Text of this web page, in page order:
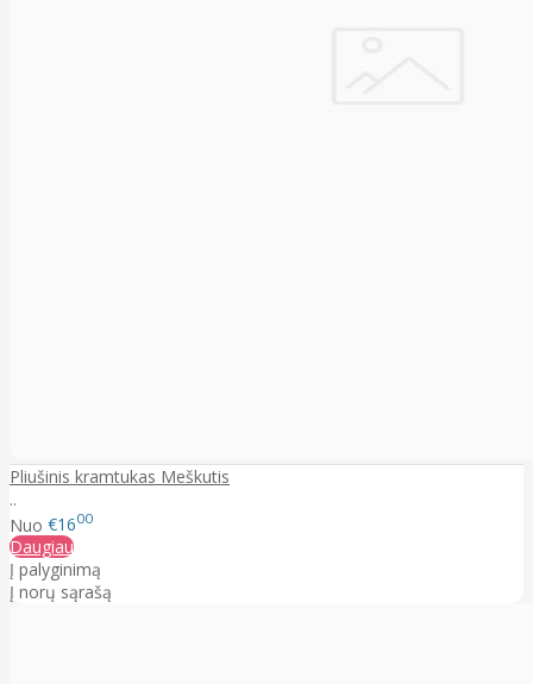
Pliušinis kramtukas Meškutis
..
Nuo €1600
Daugiau
Į palyginimą
Į norų sąrašą